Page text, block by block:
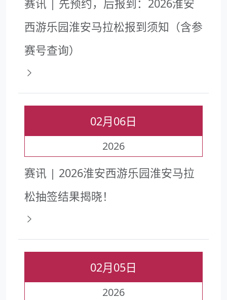
赛讯 | 先预约，后报到：2026淮安
西游乐园淮安马拉松报到须知（含参
赛号查询）
02月06日
2026
赛讯 | 2026淮安西游乐园淮安马拉
松抽签结果揭晓！
02月05日
2026